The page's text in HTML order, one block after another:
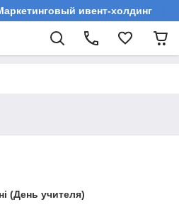
ивент-холдинг
(День учителя)